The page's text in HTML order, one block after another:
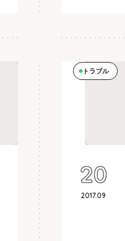
トラブル
2017.09
20